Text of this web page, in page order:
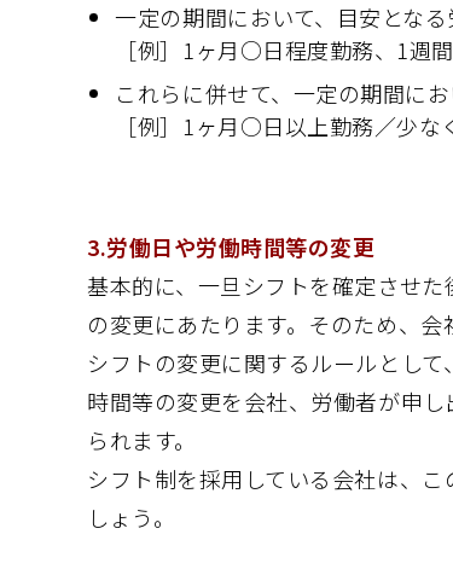
一定の期間において、目安とな
［例］1ヶ月○日程度勤務、1週
これらに併せて、一定の期間に
［例］1ヶ月○日以上勤務／少
3.労働日や労働時間等の変更
基本的に、一旦シフトを確定させ
の変更にあたります。そのため、会
シフトの変更に関するルールとし
時間等の変更を会社、労働者が申
られます。
シフト制を採用している会社は、
しょう。